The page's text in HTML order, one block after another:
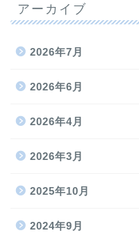
アーカイブ
2026年7月
2026年6月
2026年4月
2026年3月
2025年10月
2024年9月